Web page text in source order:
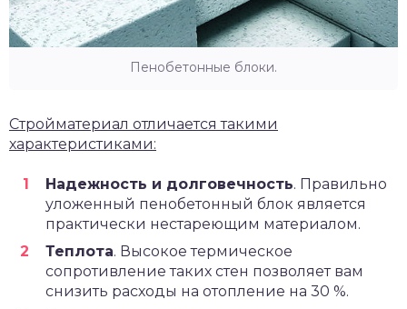
Пенобетонные блоки.
Стройматериал отличается такими
характеристиками:
Надежность и долговечность. Правильно
уложенный пенобетонный блок является
практически нестареющим материалом.
Теплота. Высокое термическое
сопротивление таких стен позволяет вам
снизить расходы на отопление на 30 %.